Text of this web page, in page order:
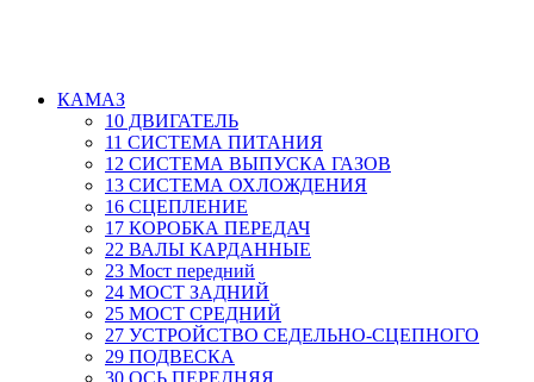
КАМАЗ
10 ДВИГАТЕЛЬ
11 СИСТЕМА ПИТАНИЯ
12 СИСТЕМА ВЫПУСКА ГАЗОВ
13 СИСТЕМА ОХЛОЖДЕНИЯ
16 СЦЕПЛЕНИЕ
17 КОРОБКА ПЕРЕДАЧ
22 ВАЛЫ КАРДАННЫЕ
23 Мост передний
24 МОСТ ЗАДНИЙ
25 МОСТ СРЕДНИЙ
27 УСТРОЙСТВО СЕДЕЛЬНО-СЦЕПНОГО
29 ПОДВЕСКА
30 ОСЬ ПЕРЕДНЯЯ